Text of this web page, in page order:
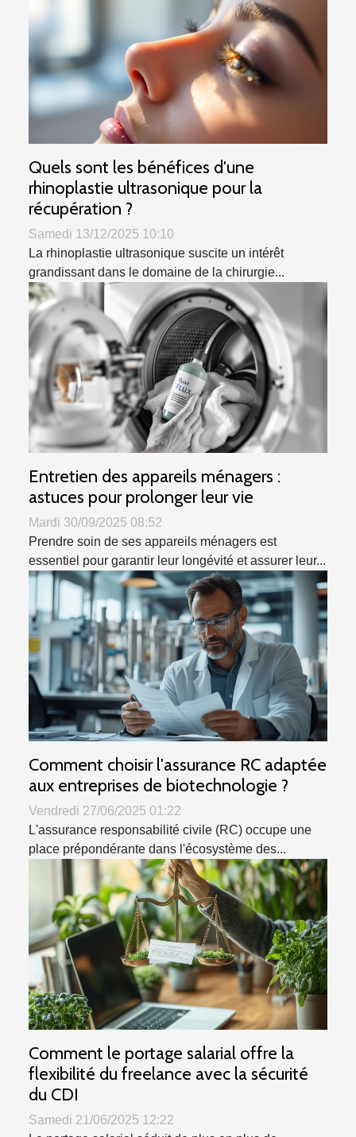
Quels sont les bénéfices d'une
rhinoplastie ultrasonique pour la
récupération ?
Samedi 13/12/2025 10:10
La rhinoplastie ultrasonique suscite un intérêt
grandissant dans le domaine de la chirurgie...
Entretien des appareils ménagers :
astuces pour prolonger leur vie
Mardi 30/09/2025 08:52
Prendre soin de ses appareils ménagers est
essentiel pour garantir leur longévité et assurer leur...
Comment choisir l'assurance RC adaptée
aux entreprises de biotechnologie ?
Vendredi 27/06/2025 01:22
L'assurance responsabilité civile (RC) occupe une
place prépondérante dans l'écosystème des...
Comment le portage salarial offre la
flexibilité du freelance avec la sécurité
du CDI
Samedi 21/06/2025 12:22